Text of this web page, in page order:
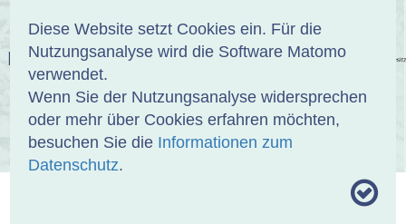
Diese Website setzt Cookies ein. Für die
Nutzungsanalyse wird die Software Matomo
verwendet.
Wenn Sie der Nutzungsanalyse widersprechen
oder mehr über Cookies erfahren möchten,
besuchen Sie die Informationen zum
Datenschutz.
EINBANDDATENBANK
ÜBER UNS SAMMLUNGEN SUCHE